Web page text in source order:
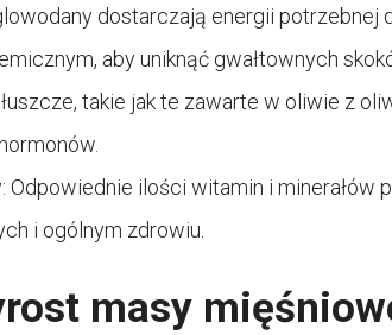
dostarczają energii potrzebnej
aby uniknąć gwałtownych
takie jak te zawarte w oliwie z
Odpowiednie ilości witamin i
i ogólnym zdrowiu.
masy